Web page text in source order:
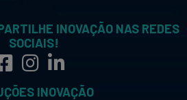
INOVAÇÃO NAS REDES
SOCIAIS!
INOVAÇÃO